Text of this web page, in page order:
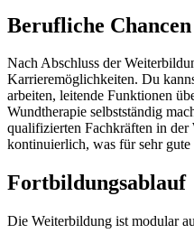
Berufliche Chancen
Nach Abschluss der
Karrieremöglichkeiten. Du
arbeiten, leitende Funktionen
Wundtherapie selbstständig
qualifizierten Fachkräften in der
kontinuierlich, was für sehr
Fortbildungsablauf
Die Weiterbildung ist modular